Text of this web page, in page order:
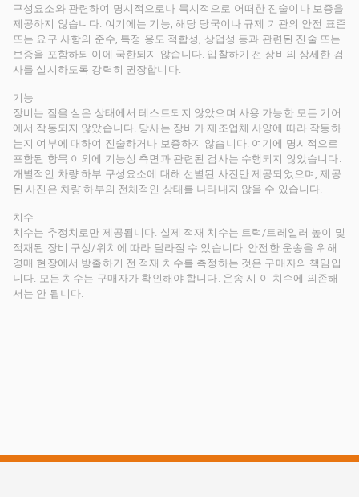
구성요소와 관련하여 명시적으로나 묵시적으로 어떠한 진술이나 보증을
제공하지 않습니다. 여기에는 기능, 해당 당국이나 규제 기관의 안전 표준
또는 요구 사항의 준수, 특정 용도 적합성, 상업성 등과 관련된 진술 또는
보증을 포함하되 이에 국한되지 않습니다. 입찰하기 전 장비의 상세한 검
사를 실시하도록 강력히 권장합니다.
기능
장비는 짐을 실은 상태에서 테스트되지 않았으며 사용 가능한 모든 기어
에서 작동되지 않았습니다. 당사는 장비가 제조업체 사양에 따라 작동하
는지 여부에 대하여 진술하거나 보증하지 않습니다. 여기에 명시적으로
포함된 항목 이외에 기능성 측면과 관련된 검사는 수행되지 않았습니다.
개별적인 차량 하부 구성요소에 대해 선별된 사진만 제공되었으며, 제공
된 사진은 차량 하부의 전체적인 상태를 나타내지 않을 수 있습니다.
치수
치수는 추정치로만 제공됩니다. 실제 적재 치수는 트럭/트레일러 높이 및
적재된 장비 구성/위치에 따라 달라질 수 있습니다. 안전한 운송을 위해
경매 현장에서 방출하기 전 적재 치수를 측정하는 것은 구매자의 책임입
니다. 모든 치수는 구매자가 확인해야 합니다. 운송 시 이 치수에 의존해
서는 안 됩니다.